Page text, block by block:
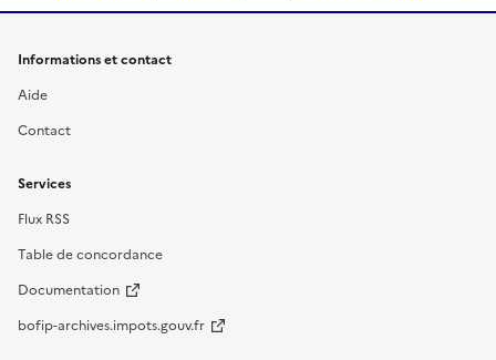
Informations et contact
Aide
Contact
Services
Flux RSS
Table de concordance
Documentation
bofip-archives.impots.gouv.fr